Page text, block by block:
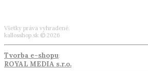
Všetky práva vyhradené.
kallosshop.sk © 2026
Tvorba e-shopu:
ROYAL MEDIA s.r.o.